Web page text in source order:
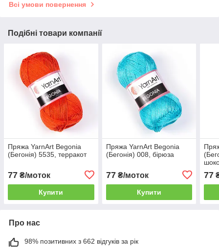
Всі умови повернення
Подібні товари компанії
Пряжа YarnArt Begonia
(Бегонія) 5535, терракот
77 ₴/моток
Купити
Пряжа YarnArt Begonia
(Бегонія) 008, бірюза
77₴/моток
Купити
77
Про нас
98% позитивних з 662 відгуків за рік